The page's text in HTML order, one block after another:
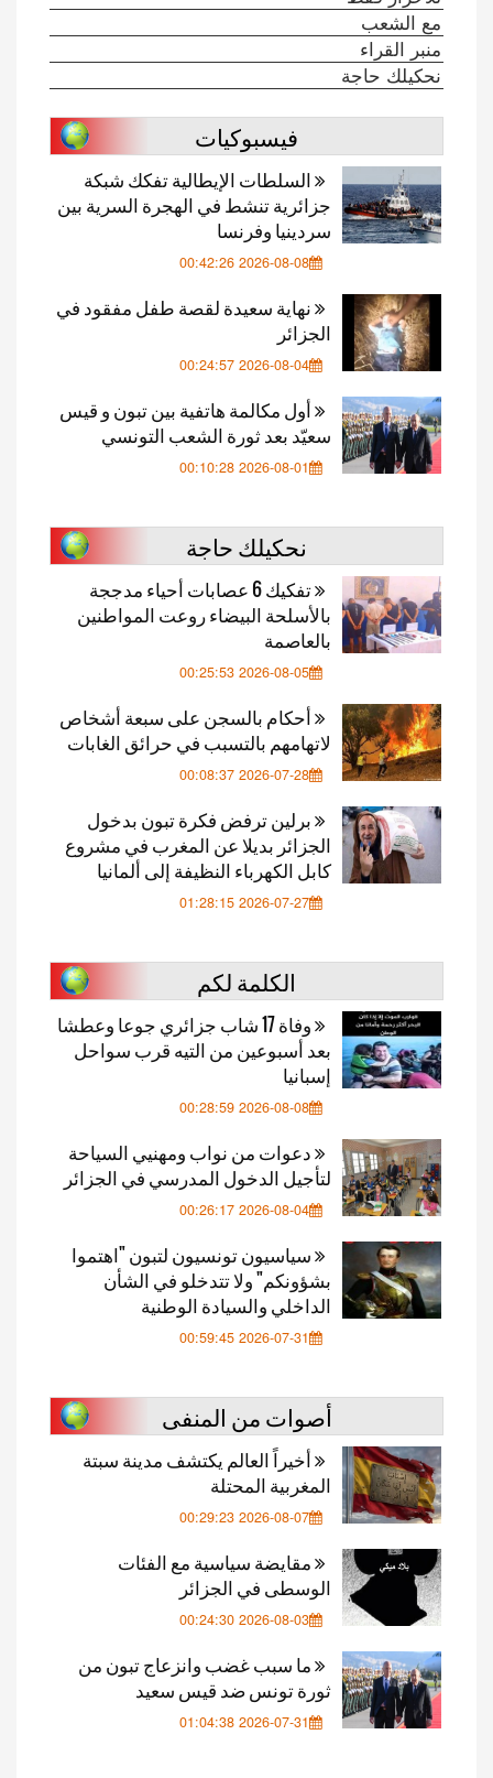
مع الشعب
منبر القراء
نحكيلك حاجة
فيسبوكيات
السلطات الإيطالية تفكك شبكة
جزائرية تنشط في الهجرة السرية بين
سردينيا وفرنسا
2026-08-08 00:42:26
نهاية سعيدة لقصة طفل مفقود في
الجزائر
2026-08-04 00:24:57
أول مكالمة هاتفية بين تبون و قيس
سعيّد بعد ثورة الشعب التونسي
2026-08-01 00:10:28
نحكيلك حاجة
تفكيك 6 عصابات أحياء مدججة
بالأسلحة البيضاء روعت المواطنين
بالعاصمة
2026-08-05 00:25:53
أحكام بالسجن على سبعة أشخاص
لاتهامهم بالتسبب في حرائق الغابات
2026-07-28 00:08:37
برلين ترفض فكرة تبون بدخول
الجزائر بديلا عن المغرب في مشروع
كابل الكهرباء النظيفة إلى ألمانيا
2026-07-27 01:28:15
الكلمة لكم
وفاة 17 شاب جزائري جوعا وعطشا
بعد أسبوعين من التيه قرب سواحل
إسبانيا
2026-08-08 00:28:59
دعوات من نواب ومهنيي السياحة
لتأجيل الدخول المدرسي في الجزائر
2026-08-04 00:26:17
سياسيون تونسيون لتبون "اهتموا
بشؤونكم" ولا تتدخلو في الشأن
الداخلي والسيادة الوطنية
2026-07-31 00:59:45
أصوات من المنفى
أخيراً العالم يكتشف مدينة سبتة
المغربية المحتلة
2026-08-07 00:29:23
مقايضة سياسية مع الفئات
الوسطى في الجزائر
2026-08-03 00:24:30
ما سبب غضب وانزعاج تبون من
ثورة تونس ضد قيس سعيد
2026-07-31 01:04:38